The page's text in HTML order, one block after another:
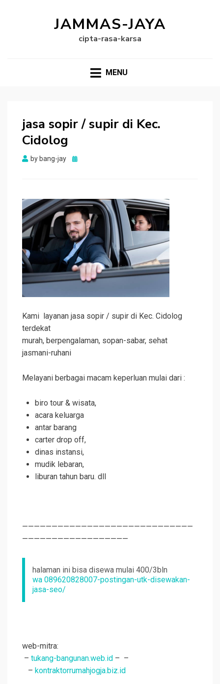
JAMMAS-JAYA
cipta-rasa-karsa
MENU
jasa sopir / supir di Kec.
Cidolog
by bang-jay
Posted
Kami layanan jasa sopir / supir di Kec. Cidolog
terdekat
murah, berpengalaman, sopan-sabar, sehat
jasmani-ruhani
Melayani berbagai macam keperluan mulai dari :
biro tour & wisata,
acara keluarga
antar barang
carter drop off,
dinas instansi,
mudik lebaran,
liburan tahun baru. dll
—————————————————————————————
——————————————————
halaman ini bisa disewa mulai 400/3bln
wa 089620828007-postingan-utk-disewakan-
jasa-seo/
web-mitra:
– tukang-bangunan.web.id – –
– kontraktorrumahjogja.biz.id